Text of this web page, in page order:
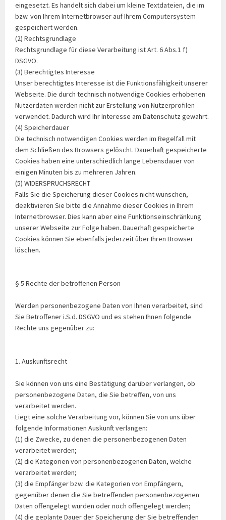
eingesetzt. Es handelt sich dabei um kleine Textdateien, die im
bzw. von Ihrem Internetbrowser auf Ihrem Computersystem
gespeichert werden.
(2) Rechtsgrundlage
Rechtsgrundlage für diese Verarbeitung ist Art. 6 Abs.1 f)
DSGVO.
(3) Berechtigtes Interesse
Unser berechtigtes Interesse ist die Funktionsfähigkeit unserer
Webseite. Die durch technisch notwendige Cookies erhobenen
Nutzerdaten werden nicht zur Erstellung von Nutzerprofilen
verwendet. Dadurch wird Ihr Interesse am Datenschutz gewahrt.
(4) Speicherdauer
Die technisch notwendigen Cookies werden im Regelfall mit
dem Schließen des Browsers gelöscht. Dauerhaft gespeicherte
Cookies haben eine unterschiedlich lange Lebensdauer von
einigen Minuten bis zu mehreren Jahren.
(5) WIDERSPRUCHSRECHT
Falls Sie die Speicherung dieser Cookies nicht wünschen,
deaktivieren Sie bitte die Annahme dieser Cookies in Ihrem
Internetbrowser. Dies kann aber eine Funktionseinschränkung
unserer Webseite zur Folge haben. Dauerhaft gespeicherte
Cookies können Sie ebenfalls jederzeit über Ihren Browser
löschen.
§ 5 Rechte der betroffenen Person
Werden personenbezogene Daten von Ihnen verarbeitet, sind
Sie Betroffener i.S.d. DSGVO und es stehen Ihnen folgende
Rechte uns gegenüber zu:
1. Auskunftsrecht
Sie können von uns eine Bestätigung darüber verlangen, ob
personenbezogene Daten, die Sie betreffen, von uns
verarbeitet werden.
Liegt eine solche Verarbeitung vor, können Sie von uns über
folgende Informationen Auskunft verlangen:
(1) die Zwecke, zu denen die personenbezogenen Daten
verarbeitet werden;
(2) die Kategorien von personenbezogenen Daten, welche
verarbeitet werden;
(3) die Empfänger bzw. die Kategorien von Empfängern,
gegenüber denen die Sie betreffenden personenbezogenen
Daten offengelegt wurden oder noch offengelegt werden;
(4) die geplante Dauer der Speicherung der Sie betreffenden